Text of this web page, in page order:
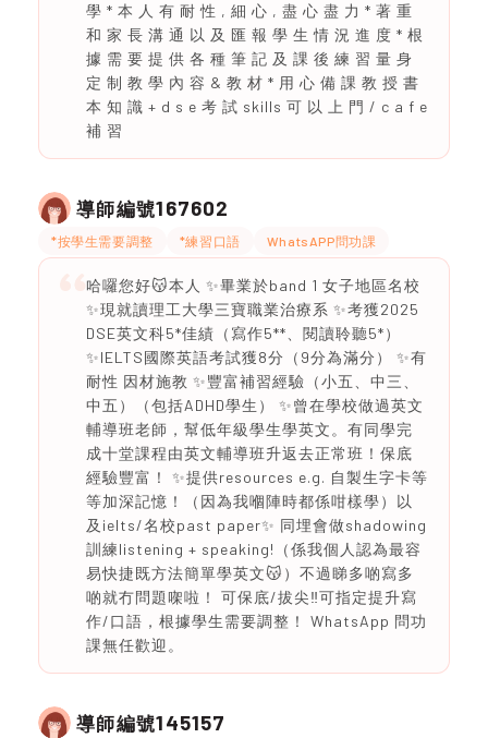
學 * 本 ⼈ 有 耐 性 , 細 ⼼ , 盡 ⼼ 盡 ⼒ * 著 重
和 家 長 溝 通 以 及 匯 報 學 ⽣ 情 況 進 度 * 根
據 需 要 提 供 各 種 筆 記 及 課 後 練 習 量 ⾝
定 制 教 學 內 容 & 教 材 * ⽤ ⼼ 備 課 教 授 書
本 知 識 + d s e 考 試 skills 可 以 上 ⾨ / c a f e
補 習
導師編號167602
*按學生需要調整 *練習口語 WhatsAPP問功課
哈囉您好😽本人 ✨畢業於band 1 女子地區名校
✨現就讀理工大學三寶職業治療系 ✨考獲2025
DSE英文科5*佳績（寫作5**、閱讀聆聽5*）
✨IELTS國際英語考試獲8分（9分為滿分） ✨有
耐性 因材施教 ✨豐富補習經驗（小五、中三、
中五）（包括ADHD學生） ✨曾在學校做過英文
輔導班老師，幫低年級學生學英文。有同學完
成十堂課程由英文輔導班升返去正常班！保底
經驗豐富！ ✨提供resources e.g. 自製生字卡等
等加深記憶！（因為我嗰陣時都係咁樣學）以
及ielts/名校past paper✨ 同埋會做shadowing
訓練listening + speaking!（係我個人認為最容
易快捷既方法簡單學英文😽）不過睇多啲寫多
啲就冇問題㗎啦！ 可保底/拔尖‼️可指定提升寫
作/口語，根據學生需要調整！ WhatsApp 問功
課無任歡迎。
導師編號145157